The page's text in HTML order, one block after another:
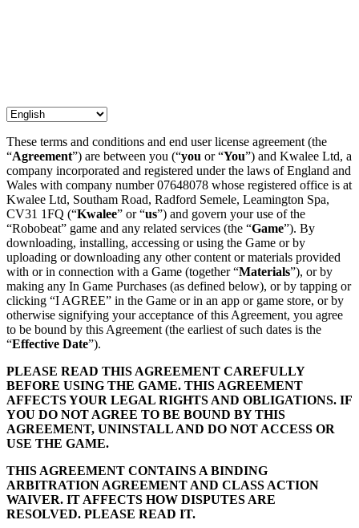
These terms and conditions and end user license agreement (the
“Agreement”) are between you (“you or “You”) and Kwalee Ltd, a
company incorporated and registered under the laws of England and
Wales with company number 07648078 whose registered office is at
Kwalee Ltd, Southam Road, Radford Semele, Leamington Spa,
CV31 1FQ (“Kwalee” or “us”) and govern your use of the
“Robobeat” game and any related services (the “Game”). By
downloading, installing, accessing or using the Game or by
uploading or downloading any other content or materials provided
with or in connection with a Game (together “Materials”), or by
making any In Game Purchases (as defined below), or by tapping or
clicking “I AGREE” in the Game or in an app or game store, or by
otherwise signifying your acceptance of this Agreement, you agree
to be bound by this Agreement (the earliest of such dates is the
“Effective Date”).
PLEASE READ THIS AGREEMENT CAREFULLY
BEFORE USING THE GAME. THIS AGREEMENT
AFFECTS YOUR LEGAL RIGHTS AND OBLIGATIONS. IF
YOU DO NOT AGREE TO BE BOUND BY THIS
AGREEMENT, UNINSTALL AND DO NOT ACCESS OR
USE THE GAME.
THIS AGREEMENT CONTAINS A BINDING
ARBITRATION AGREEMENT AND CLASS ACTION
WAIVER. IT AFFECTS HOW DISPUTES ARE
RESOLVED. PLEASE READ IT.